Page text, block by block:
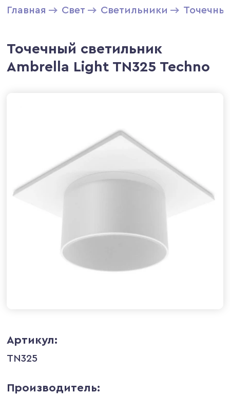
Главная Свет Светильники
Точечный светильник
Ambrella Light TN325 Techno
Артикул:
TN325
Производитель: